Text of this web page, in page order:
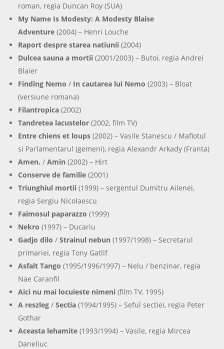
roman, regia Duncan Roy (SUA)
My Name Is Modesty: A Modesty Blaise
Adventure (2004) – Henri Louche
Raport despre starea natiunii (2004)
Dulcea sauna a mortii (2001/2003) – Butoi, regia Andrei
Blaier
Finding Nemo / In cautarea lui Nemo (2003) – Bloat
(versiune romana)
Filantropica (2002)
Tandretea lacustelor (2002, film TV)
Entre chiens et loups (2002) – Vasile Stanescu / Mafiotul
si Parlamentarul (gemeni), regia Alexandr Arkady (Franta)
Amen. /Amin (2002) – Hirt
Conserve de familie (2001)
Triunghiul mortii (1999) – sergentul Dumitru Ailenei,
regia Sergiu Nicolaescu
Faimosul paparazzo (1999)
Nekro (1997) – Ducariu
Gadjo dilo /Strainul nebun (1997/1998) – Secretarul
primariei, regia Tony Gatlif
Asfalt Tango (1995/1996/1997) – Nelu / benzinar, regia
Nae Caranfil
Aici nu mai locuieste nimeni (film TV, 1995)
A reszleg /Sectia (1994/1995) – Seful sectiei, regia Peter
Gothar
Aceasta lehamite (1993/1994) – Vasile, regia Mircea
Daneliuc